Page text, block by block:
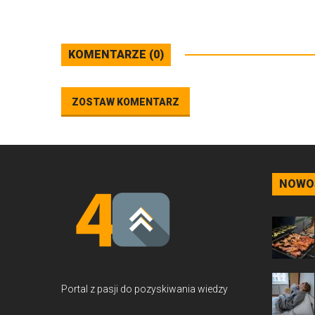
KOMENTARZE (0)
ZOSTAW KOMENTARZ
Portal z pasji do pozyskiwania wiedzy